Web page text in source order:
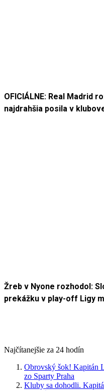
OFICIÁLNE: Real Madrid
najdrahšia posila v
Žreb v Nyone rozhodol:
prekážku v play-off Ligy
Najčítanejšie za 24 hodín
Obrovský šok! Kapitán
zo Sparty Praha
Kluby sa dohodli.